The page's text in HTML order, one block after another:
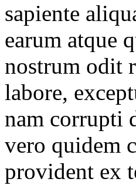
sapiente
earum atque
nostrum odit
labore,
nam corrupti
vero quidem
provident ex